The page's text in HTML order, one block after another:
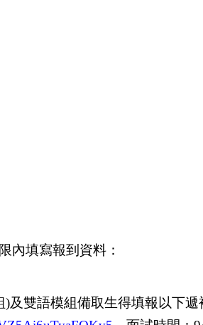
內填寫報到資料：
)及雙語模組備取生得填報以下遞